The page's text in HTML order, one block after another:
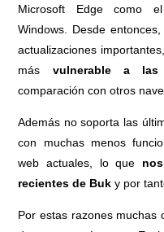
Microsoft Edge como
Windows. Desde
actualizaciones
más vulnerable a las
comparación con otros
Además no soporta las
con muchas menos
web actuales, lo que
recientes de Buk y por
Por estas razones muchas